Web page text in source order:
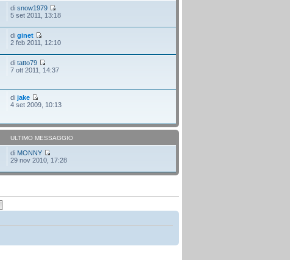
disnow1979
5 set 2011, 13:18
diginet
2 feb 2011, 12:10
ditatto79
7 ott 2011, 14:37
dijake
4 set 2009, 10:13
ULTIMO MESSAGGIO
di MONNY
29 nov 2010, 17:28